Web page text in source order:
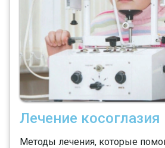
Лечение косоглазия
Методы лечения, которые